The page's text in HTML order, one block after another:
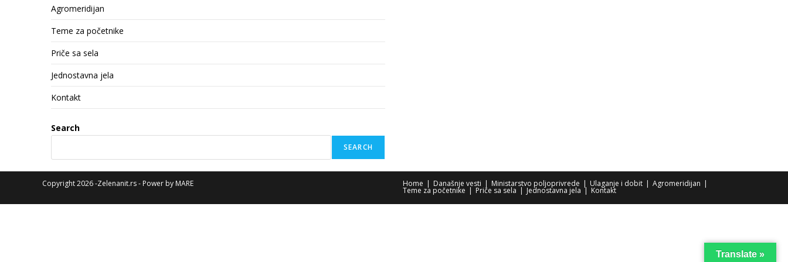
Agromeridijan
Teme za početnike
Priče sa sela
Jednostavna jela
Kontakt
Search
SEARCH
Home Današnje vesti Ministarstvo poljoprivrede Ulaganje i dobit Agromeridijan
Teme za početnike Priče sa sela Jednostavna jela Kontakt
Copyright 2026 -Zelenanit.rs - Power by MARE
Translate »